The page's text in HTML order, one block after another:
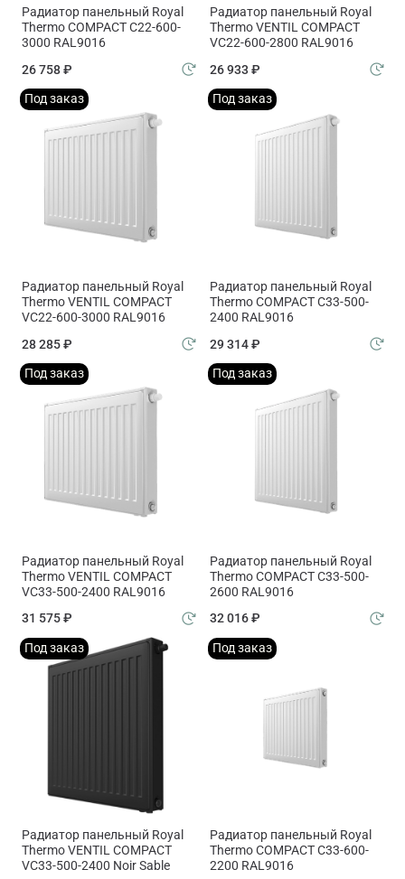
Радиатор панельный Royal
Thermo COMPACT C22-600-
3000 RAL9016
26 758 ₽
Радиатор панельный Royal
Thermo VENTIL COMPACT
VC22-600-2800 RAL9016
26 933 ₽
Под заказ
Радиатор панельный Royal
Thermo VENTIL COMPACT
VC22-600-3000 RAL9016
28 285 ₽
Под заказ
Радиатор панельный Royal
Thermo COMPACT C33-500-
2400 RAL9016
29 314 ₽
Под заказ
Радиатор панельный Royal
Thermo VENTIL COMPACT
VC33-500-2400 RAL9016
31 575 ₽
Под заказ
Радиатор панельный Royal
Thermo COMPACT C33-500-
2600 RAL9016
32 016 ₽
Под заказ
Радиатор панельный Royal
Thermo VENTIL COMPACT
VC33-500-2400 Noir Sable
Под заказ
Радиатор панельный Royal
Thermo COMPACT C33-600-
2200 RAL9016